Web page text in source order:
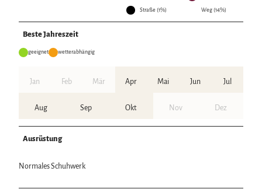
Straße (1%) Weg (14%)
Beste Jahreszeit
geeignet wetterabhängig
Jan Feb Mär Apr Mai Jun Jul
Aug Sep Okt Nov Dez
Ausrüstung
Normales Schuhwerk